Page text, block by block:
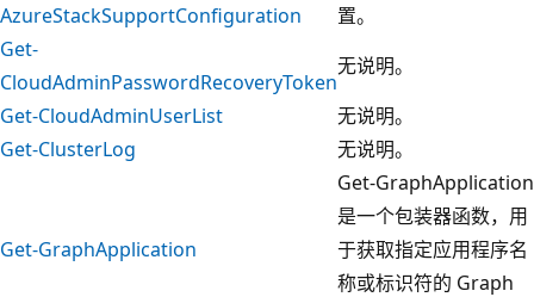
AzureStackSupportConfiguration
置。
Get-
CloudAdminPasswordRecoveryToken
无说明。
Get-CloudAdminUserList
无说明。
Get-ClusterLog
无说明。
Get-GraphApplication
Get-GraphApplication
是一个包装器函数，用
于获取指定应用程序名
称或标识符的 Graph